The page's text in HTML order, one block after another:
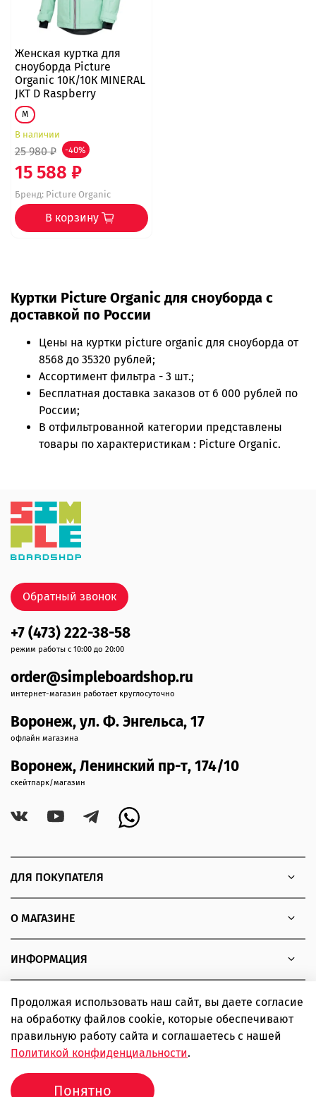
Женская куртка для
сноуборда Picture
Organic 10К/10К MINERAL
JKT D Raspberry
M
В наличии
25 980 ₽ -40%
15 588 ₽
Бренд:Picture Organic
В корзину
Куртки Picture Organic для сноуборда с
доставкой по России
Цены на куртки picture organic для сноуборда от
8568 до 35320 рублей;
Ассортимент фильтра - 3 шт.;
Бесплатная доставка заказов от 6 000 рублей по
России;
В отфильтрованной категории представлены
товары по характеристикам : Picture Organic.
ДЛЯ ПОКУПАТЕЛЯ
О МАГАЗИНЕ
ИНФОРМАЦИЯ
+7 (473) 222-38-58
режим работы с 10:00 до 20:00
order@simpleboardshop.ru
интернет-магазин работает круглосуточно
Воронеж, ул. Ф. Энгельса, 17
офлайн магазина
Воронеж, Ленинский пр-т, 174/10
скейтпарк/магазин
Обратный звонок
Copyright © 2010 - 2026 Интернет-магазин товаров для
экстремальных видов спорта SIMPLE boardshop
ИП Шаповалов Дмитрий Александрович ИНН 366319502443
ОГРНИП 310366823500102
Продолжая использовать наш сайт, вы даете согласие
на обработку файлов cookie, которые обеспечивают
правильную работу сайта и соглашаетесь с нашей
Политикой конфиденциальности.
Понятно